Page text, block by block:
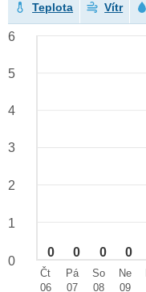
Teplota Vítr
0 0 0 0
6
5
4
3
2
1
0
Čt
06
Pá
07
So
08
Ne
09